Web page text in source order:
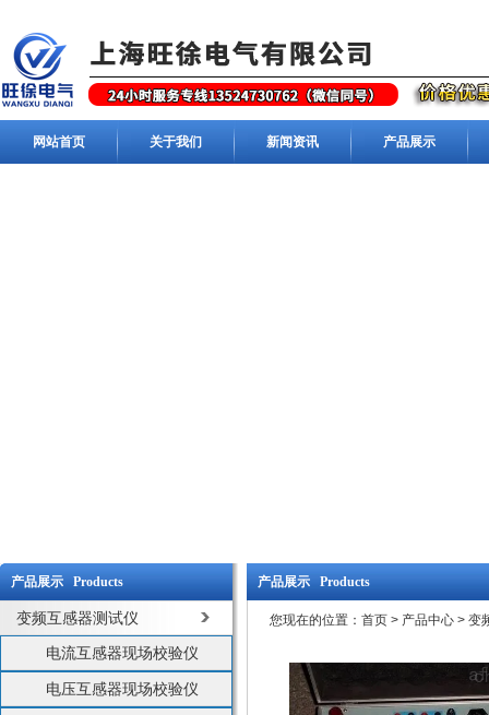
网站首页 关于我们 新闻资讯 产品展示
产品展示 Products
变频互感器测试仪
电流互感器现场校验仪
电压互感器现场校验仪
产品展示 Products
您现在的位置： 首页 > 产品中心 > 变